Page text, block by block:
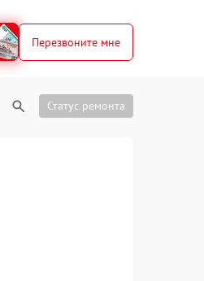
Перезвоните мне
Статус ремонта